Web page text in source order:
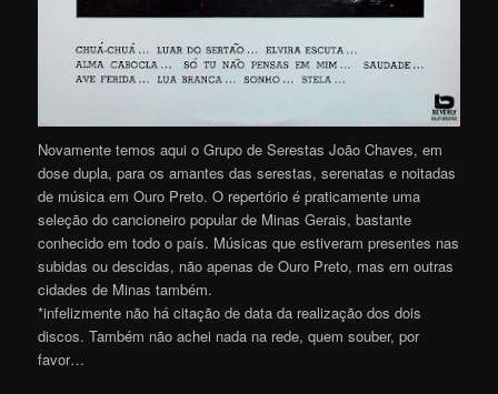
Novamente temos aqui o Grupo de Serestas João Chaves, em
dose dupla, para os amantes das serestas, serenatas e noitadas
de música em Ouro Preto. O repertório é praticamente uma
seleção do cancioneiro popular de Minas Gerais, bastante
conhecido em todo o país. Músicas que estiveram presentes nas
subidas ou descidas, não apenas de Ouro Preto, mas em outras
cidades de Minas também.
*infelizmente não há citação de data da realização dos dois
discos. Também não achei nada na rede, quem souber, por
favor…